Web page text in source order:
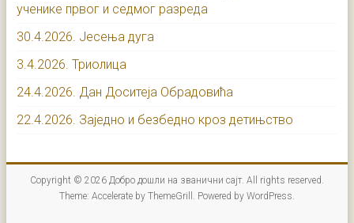
ученике првог и седмог разреда
30.4.2026. Јесења дуга
3.4.2026. Триолица
24.4.2026. Дан Доситеја Обрадовића
22.4.2026. Заједно и безбедно кроз детињство
Copyright © 2026 Добро дошли на званични сајт. All rights reserved.
Theme: Accelerateby ThemeGrill. Powered by WordPress